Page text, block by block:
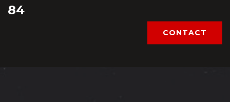
84
CONTACT